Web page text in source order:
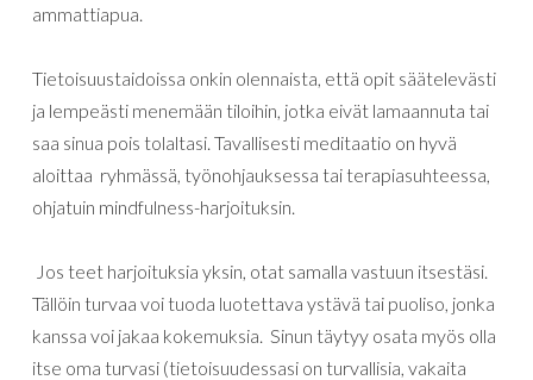
ammattiapua.
Tietoisuustaidoissa onkin olennaista, että opit säätelevästi
ja lempeästi menemään tiloihin, jotka eivät lamaannuta tai
saa sinua pois tolaltasi. Tavallisesti meditaatio on hyvä
aloittaa ryhmässä, työnohjauksessa tai terapiasuhteessa,
ohjatuin mindfulness-harjoituksin.
Jos teet harjoituksia yksin, otat samalla vastuun itsestäsi.
Tällöin turvaa voi tuoda luotettava ystävä tai puoliso, jonka
kanssa voi jakaa kokemuksia. Sinun täytyy osata myös olla
itse oma turvasi (tietoisuudessasi on turvallisia, vakaita